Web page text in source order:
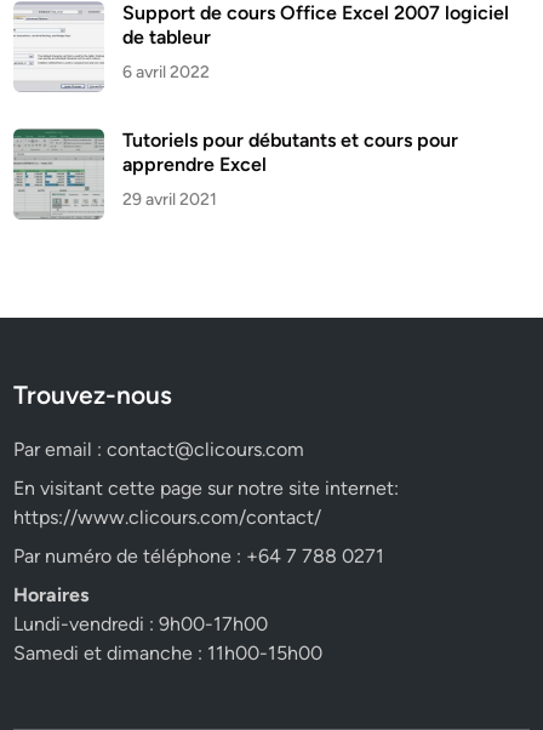
Support de cours Office Excel 2007 logiciel
de tableur
6 avril 2022
Tutoriels pour débutants et cours pour
apprendre Excel
29 avril 2021
Trouvez-nous
Par email :contact@clicours.com
En visitant cette page sur notre site internet:
https://www.clicours.com/contact/
Par numéro de téléphone : +64 7 788 0271
Horaires
Lundi-vendredi : 9h00-17h00
Samedi et dimanche : 11h00-15h00